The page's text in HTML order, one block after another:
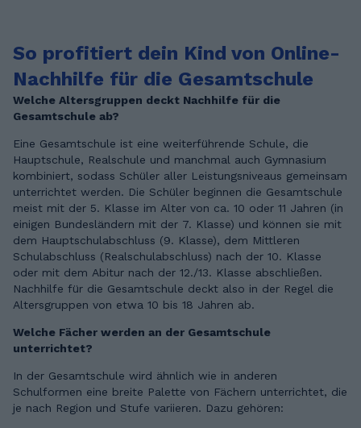
So profitiert dein Kind von Online-
Nachhilfe für die Gesamtschule
Welche Altersgruppen deckt Nachhilfe für die
Gesamtschule ab?
Eine Gesamtschule ist eine weiterführende Schule, die
Hauptschule, Realschule und manchmal auch Gymnasium
kombiniert, sodass Schüler aller Leistungsniveaus gemeinsam
unterrichtet werden. Die Schüler beginnen die Gesamtschule
meist mit der 5. Klasse im Alter von ca. 10 oder 11 Jahren (in
einigen Bundesländern mit der 7. Klasse) und können sie mit
dem Hauptschulabschluss (9. Klasse), dem Mittleren
Schulabschluss (Realschulabschluss) nach der 10. Klasse
oder mit dem Abitur nach der 12./13. Klasse abschließen.
Nachhilfe für die Gesamtschule deckt also in der Regel die
Altersgruppen von etwa 10 bis 18 Jahren ab.
Welche Fächer werden an der Gesamtschule
unterrichtet?
In der Gesamtschule wird ähnlich wie in anderen
Schulformen eine breite Palette von Fächern unterrichtet, die
je nach Region und Stufe variieren. Dazu gehören: